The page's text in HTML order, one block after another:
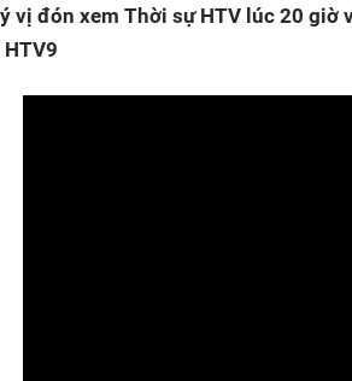
vị đón xem Thời sự HTV lúc 20